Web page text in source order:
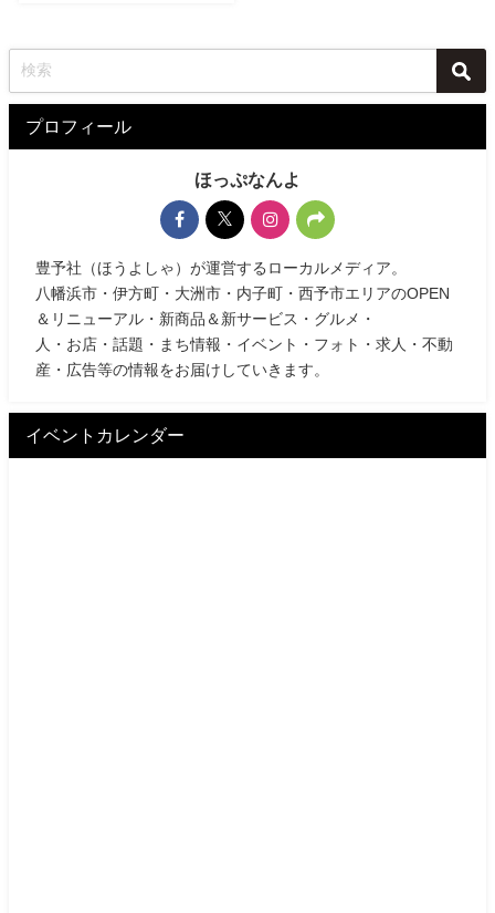
プロフィール
ほっぷなんよ
豊予社（ほうよしゃ）が運営するローカルメディア。
八幡浜市・伊方町・大洲市・内子町・西予市エリアのOPEN
＆リニューアル・新商品＆新サービス・グルメ・
人・お店・話題・まち情報・イベント・フォト・求人・不動
産・広告等の情報をお届けしていきます。
イベントカレンダー